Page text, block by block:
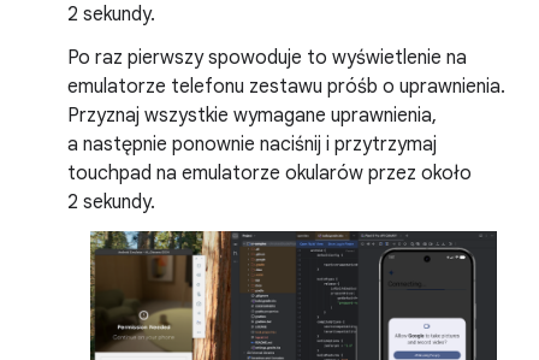
2 sekundy.
Po raz pierwszy spowoduje to wyświetlenie na
emulatorze telefonu zestawu próśb o uprawnienia.
Przyznaj wszystkie wymagane uprawnienia,
a następnie ponownie naciśnij i przytrzymaj
touchpad na emulatorze okularów przez około
2 sekundy.